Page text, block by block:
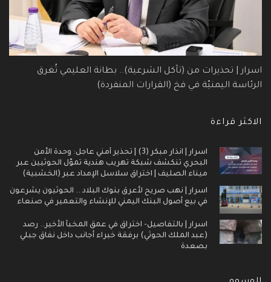
اسرار | تحذيرات من (تآكل الشرعية).. بطانة العليمي تُغرق
الرئاسة اليمنيّة في فخ (القرارات المنفردة)
الاكثر قراءة
اسرار | انذار مبكر (3) | تحذير أمني عاجل: وحدة الأمن
البحري تنكشف شبكة تهريب هندية تموّل الحوثيين عبر
ميناء الصليف | اختراق سلاسل الإمداد عبر (الخشبية)
اسرار | نهب صريح لأعرق بنوك البلاد .. الحوثيون يشرعون
في بيع أصول البنك اليمني للإنشاء والتعمير في صنعاء
اسرار | بالتفاصيل- اختراق في عمق المخبأ الأخير.. رصد
(عبد الملك الحوثي) برفقة خبراء أجانب داخل نفاق جبلي
بصعدة